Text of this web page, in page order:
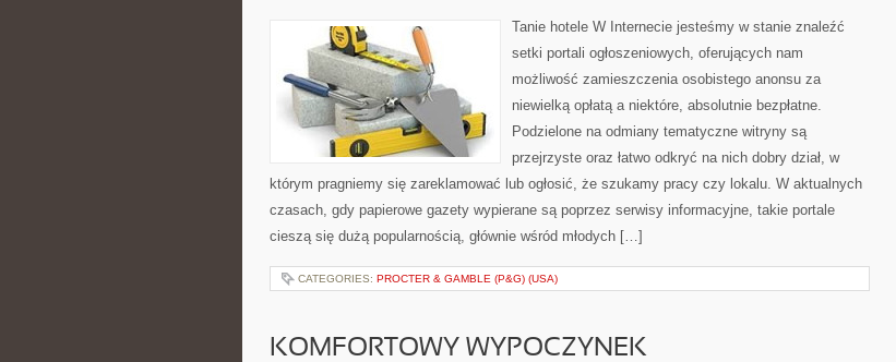
Tanie hotele W Internecie jesteśmy w stanie znaleźć
setki portali ogłoszeniowych, oferujących nam
możliwość zamieszczenia osobistego anonsu za
niewielką opłatą a niektóre, absolutnie bezpłatne.
Podzielone na odmiany tematyczne witryny są
przejrzyste oraz łatwo odkryć na nich dobry dział, w
którym pragniemy się zareklamować lub ogłosić, że szukamy pracy czy lokalu. W aktualnych
czasach, gdy papierowe gazety wypierane są poprzez serwisy informacyjne, takie portale
cieszą się dużą popularnością, głównie wśród młodych […]
CATEGORIES: PROCTER & GAMBLE (P&G) (USA)
KOMFORTOWY WYPOCZYNEK